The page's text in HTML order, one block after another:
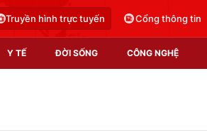
Truyền hình trực tuyến Cổng thông tin
Y TẾ ĐỜI SỐNG CÔNG NGHỆ